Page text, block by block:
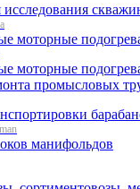
исследования
моторные
моторные
промысловых
манифольдов